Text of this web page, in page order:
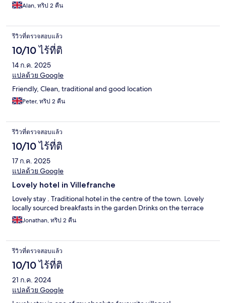
Alan, ทริป 2 คืน
รีวิวที่ตรวจสอบแล้ว
10/10 ไร้ที่ติ
14 ก.ค. 2025
แปลด้วย Google
Friendly, Clean, traditional and good location
Peter, ทริป 2 คืน
รีวิวที่ตรวจสอบแล้ว
10/10 ไร้ที่ติ
17 ก.ค. 2025
แปลด้วย Google
Lovely hotel in Villefranche
Lovely stay . Traditional hotel in the centre of the town. Lovely
locally sourced breakfasts in the garden Drinks on the terrace
Jonathan, ทริป 2 คืน
รีวิวที่ตรวจสอบแล้ว
10/10 ไร้ที่ติ
21 ก.ค. 2024
แปลด้วย Google